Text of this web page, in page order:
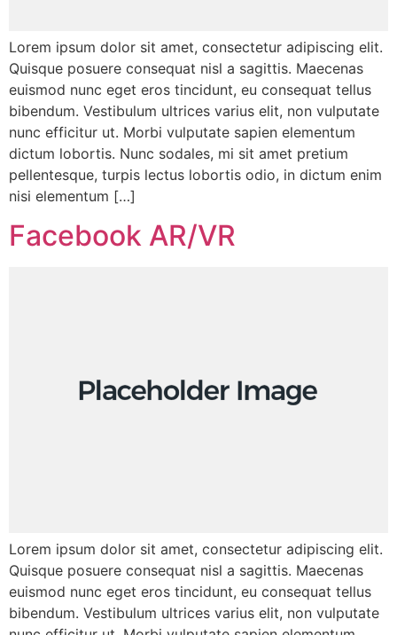
Lorem ipsum dolor sit amet, consectetur adipiscing elit.
Quisque posuere consequat nisl a sagittis. Maecenas
euismod nunc eget eros tincidunt, eu consequat tellus
bibendum. Vestibulum ultrices varius elit, non vulputate
nunc efficitur ut. Morbi vulputate sapien elementum
dictum lobortis. Nunc sodales, mi sit amet pretium
pellentesque, turpis lectus lobortis odio, in dictum enim
nisi elementum […]
Facebook AR/VR
Lorem ipsum dolor sit amet, consectetur adipiscing elit.
Quisque posuere consequat nisl a sagittis. Maecenas
euismod nunc eget eros tincidunt, eu consequat tellus
bibendum. Vestibulum ultrices varius elit, non vulputate